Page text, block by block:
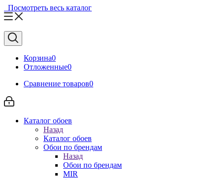
Посмотреть весь каталог
Корзина0
Отложенные0
Сравнение товаров0
Каталог обоев
Назад
Каталог обоев
Обои по брендам
Назад
Обои по брендам
MIR